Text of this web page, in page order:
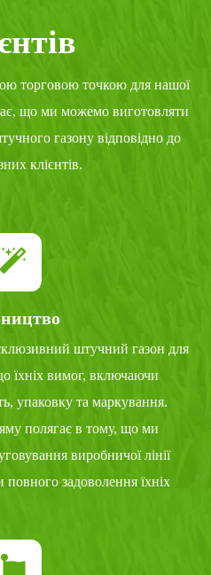
торговою точкою для нашої
що ми можемо виготовляти
газону відповідно до
клієнтів.
штучний газон для
їхніх вимог, включаючи
упаковку та маркування.
полягає в тому, що ми
виробничої лінії
повного задоволення їхніх